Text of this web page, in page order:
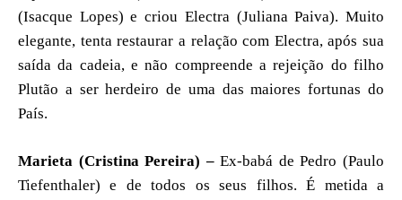
(Isacque Lopes) e criou Electra (Juliana Paiva). Muito
elegante, tenta restaurar a relação com Electra, após sua
saída da cadeia, e não compreende a rejeição do filho
Plutão a ser herdeiro de uma das maiores fortunas do
País.
Marieta (Cristina Pereira) –Ex-babá de Pedro (Paulo
Tiefenthaler) e de todos os seus filhos. É metida a